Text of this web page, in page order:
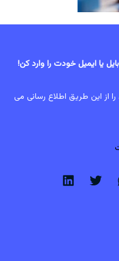
یا ایمیل خودت را وارد کن!
از این طریق اطلاع رسانی می